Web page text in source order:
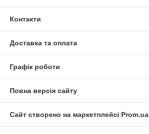
Контакти
Доставка та оплата
Графік роботи
Повна версія сайту
Сайт створено на маркетплейсі Prom.ua